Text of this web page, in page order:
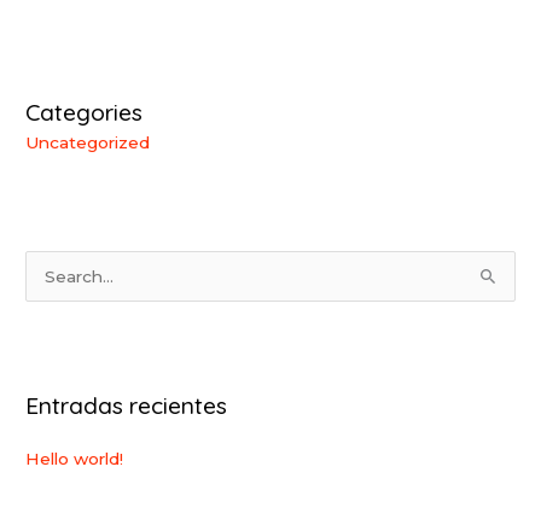
Categories
Uncategorized
a
Entradas recientes
Hello world!